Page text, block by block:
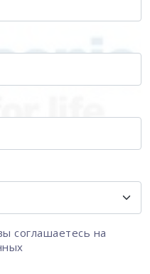
соглашаетесь на